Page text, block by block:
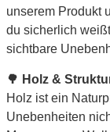
unserem Produkt
du sicherlich
sichtbare
🌳 Holz &
Holz ist ein
Unebenheiten